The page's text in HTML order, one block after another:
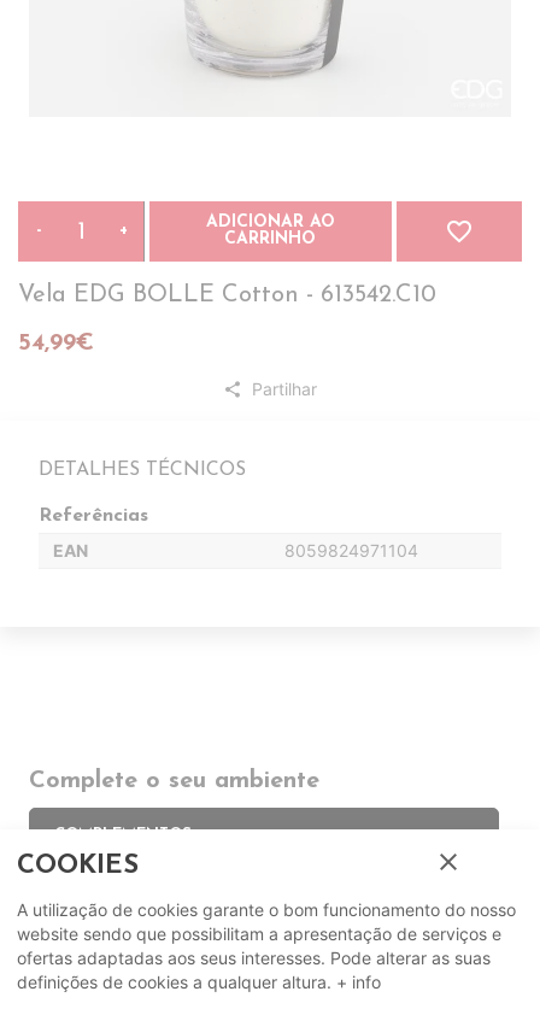
- +
ADICIONAR AO
CARRINHO
favorite_border
Vela EDG BOLLE Cotton - 613542.C10
54,99€
share Partilhar
DETALHES TÉCNICOS
Referências
EAN 8059824971104
Complete o seu ambiente
COMPLEMENTOS
SUGERIDOS
EM DESTAQUE
COOKIES close
A utilização de cookies garante o bom funcionamento do nosso
website sendo que possibilitam a apresentação de serviços e
ofertas adaptadas aos seus interesses. Pode alterar as suas
definições de cookies a qualquer altura. + info